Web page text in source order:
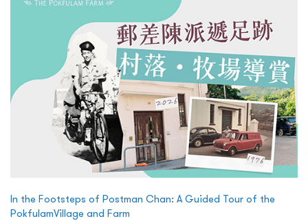
In the Footsteps of Postman Chan: A Guided Tour of the
PokfulamVillage and Farm